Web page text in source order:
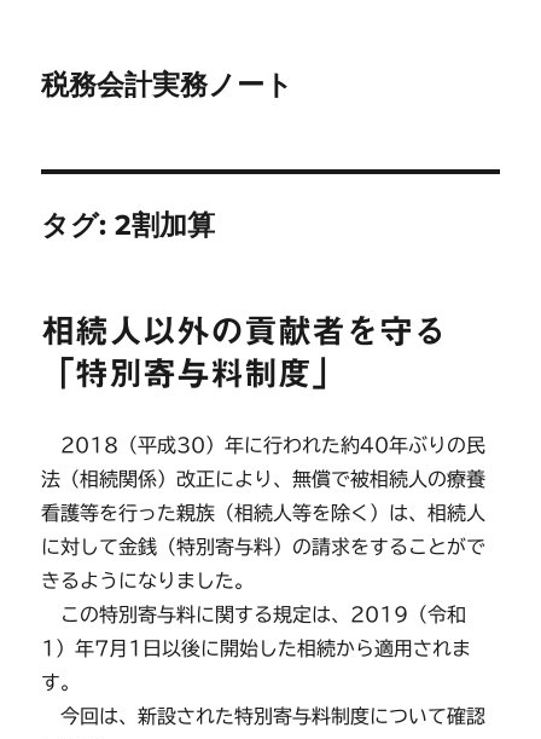
税務会計実務ノート
タグ:2割加算
相続人以外の貢献者を守る
「特別寄与料制度」
2018（平成30）年に行われた約40年ぶりの民
法（相続関係）改正により、無償で被相続人の療養
看護等を行った親族（相続人等を除く）は、相続人
に対して金銭（特別寄与料）の請求をすることがで
きるようになりました。
この特別寄与料に関する規定は、2019（令和
1）年7月1日以後に開始した相続から適用されま
す。
今回は、新設された特別寄与料制度について確認